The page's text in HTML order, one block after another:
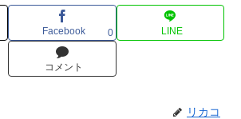
Facebook 0 LINE
コメント
リカコ